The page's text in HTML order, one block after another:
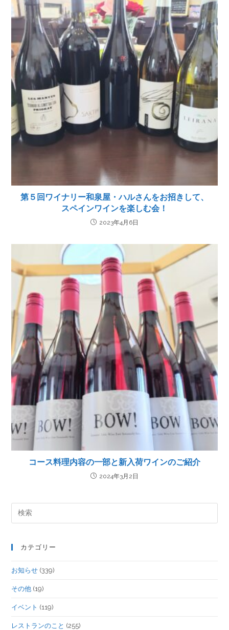
第５回ワイナリー和泉屋・ハルさんをお招きして、
スペインワインを楽しむ会！
2023年4月6日
コース料理内容の一部と新入荷ワインのご紹介
2024年3月2日
カテゴリー
お知らせ (339)
その他 (19)
イベント (119)
レストランのこと (255)